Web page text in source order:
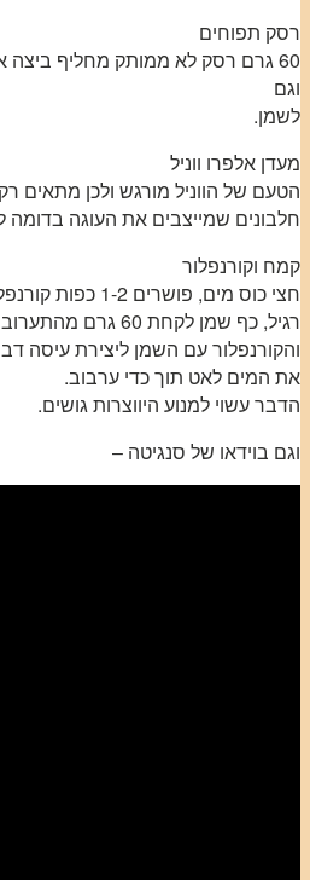
רסק תפוחים
60 גרם רסק לא ממותק מחליף
וגם
לשמן.
מעדן אלפרו ווניל
הטעם של הווניל מורגש ולכן מתאים רק
חלבונים שמייצבים את העוגה בדומה
קמח וקורנפלור
חצי כוס מים,
רגיל, כף שמן לקחת
והקורנפלור עם השמן ליצירת עיסה
את המים לאט תוך כדי ערבוב.
הדבר עשוי למנוע היווצרות גושים.
וגם בוידאו של סנגיטה –